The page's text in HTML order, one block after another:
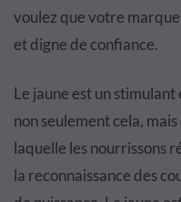
voulez que votre
et digne de confiance.
Le jaune est un
non seulement cela,
laquelle les nourrissons
la reconnaissance des